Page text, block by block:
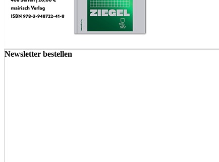
Newsletter bestellen